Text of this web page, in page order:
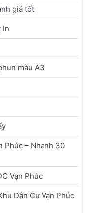
giá tốt
In
màu A3
Phúc – Nhanh 30
Vạn Phúc
Dân Cư Vạn Phúc